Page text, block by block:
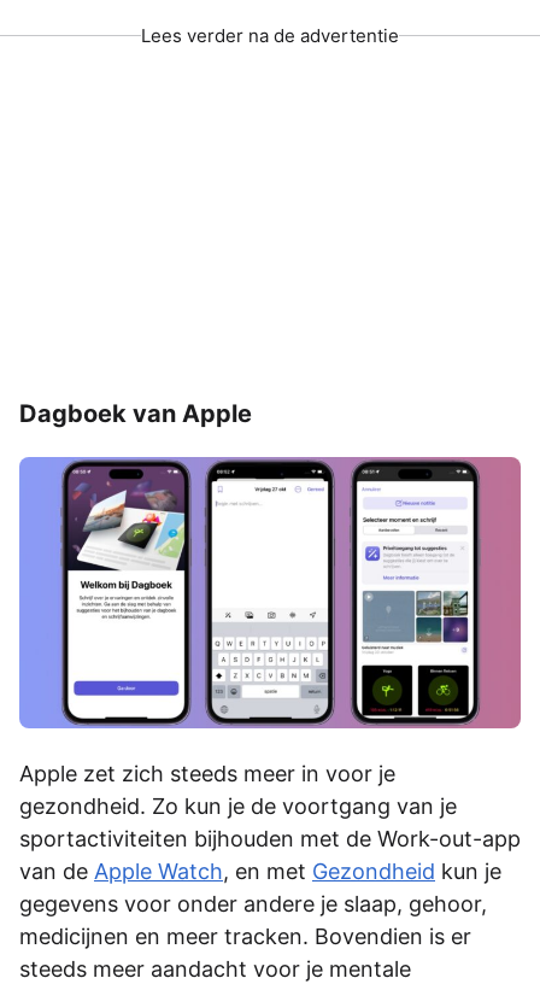
Lees verder na de advertentie
Dagboek van Apple
Apple zet zich steeds meer in voor je
gezondheid. Zo kun je de voortgang van je
sportactiviteiten bijhouden met de Work-out-app
van de Apple Watch, en met Gezondheid kun je
gegevens voor onder andere je slaap, gehoor,
medicijnen en meer tracken. Bovendien is er
steeds meer aandacht voor je mentale